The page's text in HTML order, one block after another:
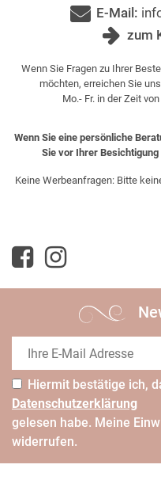
E-Mail:
zum
Wenn Sie Fragen zu Ihrer
möchten, erreichen Sie
Mo.- Fr. in der Zeit
Wenn Sie eine persönliche
Sie vor Ihrer
Keine Werbeanfragen: Bitte
Hiermit bestätige ich,
Daten­schutz­erklärung
gelesen habe. Meine
widerrufen.